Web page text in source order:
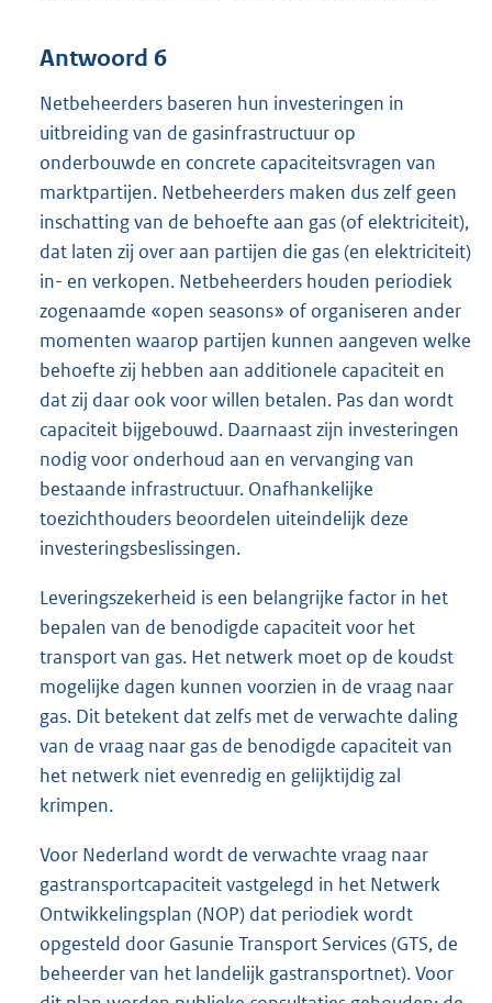
Antwoord 6
Netbeheerders baseren hun investeringen in
uitbreiding van de gasinfrastructuur op
onderbouwde en concrete capaciteitsvragen van
marktpartijen. Netbeheerders maken dus zelf geen
inschatting van de behoefte aan gas (of elektriciteit),
dat laten zij over aan partijen die gas (en elektriciteit)
in- en verkopen. Netbeheerders houden periodiek
zogenaamde «open seasons» of organiseren ander
momenten waarop partijen kunnen aangeven welke
behoefte zij hebben aan additionele capaciteit en
dat zij daar ook voor willen betalen. Pas dan wordt
capaciteit bijgebouwd. Daarnaast zijn investeringen
nodig voor onderhoud aan en vervanging van
bestaande infrastructuur. Onafhankelijke
toezichthouders beoordelen uiteindelijk deze
investeringsbeslissingen.
Leveringszekerheid is een belangrijke factor in het
bepalen van de benodigde capaciteit voor het
transport van gas. Het netwerk moet op de koudst
mogelijke dagen kunnen voorzien in de vraag naar
gas. Dit betekent dat zelfs met de verwachte daling
van de vraag naar gas de benodigde capaciteit van
het netwerk niet evenredig en gelijktijdig zal
krimpen.
Voor Nederland wordt de verwachte vraag naar
gastransportcapaciteit vastgelegd in het Netwerk
Ontwikkelingsplan (NOP) dat periodiek wordt
opgesteld door Gasunie Transport Services (GTS, de
beheerder van het landelijk gastransportnet). Voor